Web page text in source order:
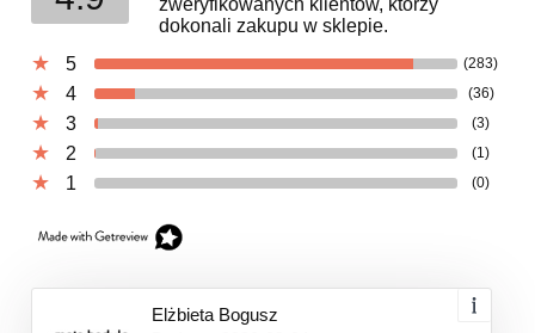
zweryfikowanych klientów, którzy
dokonali zakupu w sklepie.
5
(283)
4 (36)
3 (3)
2 (1)
1 (0)
Elżbieta Bogusz